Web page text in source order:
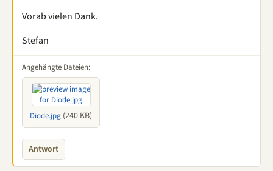
Vorab vielen Dank.
Stefan
Angehängte Dateien:
Diode.jpg (240 KB)
Antwort